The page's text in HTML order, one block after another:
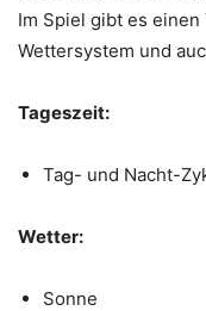
Im Spiel gibt es
Wettersystem und
Tageszeit:
Tag- und Nacht-
Wetter:
Sonne